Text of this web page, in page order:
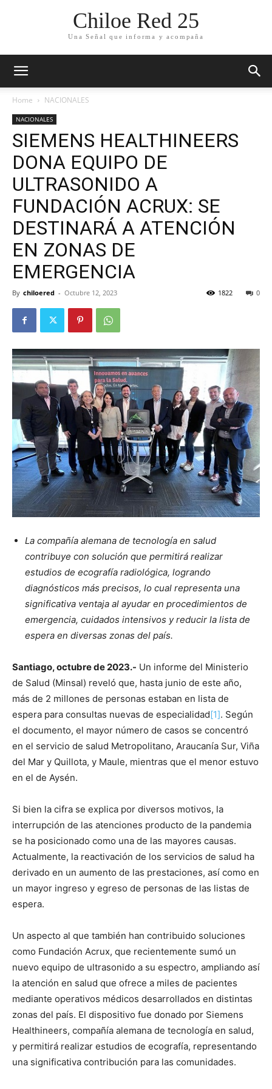
Chiloe Red 25
Una Señal que informa y acompaña
Home NACIONALES
NACIONALES
SIEMENS HEALTHINEERS
DONA EQUIPO DE
ULTRASONIDO A
FUNDACIÓN ACRUX: SE
DESTINARÁ A ATENCIÓN
EN ZONAS DE
EMERGENCIA
By chiloered - Octubre 12, 2023 0
1822
La compañía alemana de tecnología en salud
contribuye con solución que permitirá realizar
estudios de ecografía radiológica, logrando
diagnósticos más precisos, lo cual representa una
significativa ventaja al ayudar en procedimientos de
emergencia, cuidados intensivos y reducir la lista de
espera en diversas zonas del país.
Santiago, octubre de 2023.- Un informe del Ministerio
de Salud (Minsal) reveló que, hasta junio de este año,
más de 2 millones de personas estaban en lista de
espera para consultas nuevas de especialidad[1]. Según
el documento, el mayor número de casos se concentró
en el servicio de salud Metropolitano, Araucanía Sur, Viña
del Mar y Quillota, y Maule, mientras que el menor estuvo
en el de Aysén.
Si bien la cifra se explica por diversos motivos, la
interrupción de las atenciones producto de la pandemia
se ha posicionado como una de las mayores causas.
Actualmente, la reactivación de los servicios de salud ha
derivado en un aumento de las prestaciones, así como en
un mayor ingreso y egreso de personas de las listas de
espera.
Un aspecto al que también han contribuido soluciones
como Fundación Acrux, que recientemente sumó un
nuevo equipo de ultrasonido a su espectro, ampliando así
la atención en salud que ofrece a miles de pacientes
mediante operativos médicos desarrollados en distintas
zonas del país. El dispositivo fue donado por Siemens
Healthineers, compañía alemana de tecnología en salud,
y permitirá realizar estudios de ecografía, representando
una significativa contribución para las comunidades.